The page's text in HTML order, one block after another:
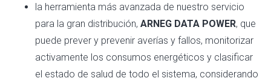
la herramienta más avanzada de nuestro servicio
para la gran distribución, ARNEG DATA POWER, que
puede prever y prevenir averías y fallos, monitorizar
activamente los consumos energéticos y clasificar
el estado de salud de todo el sistema, considerando